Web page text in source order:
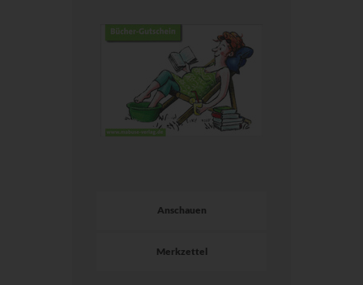
Anschauen
Merkzettel